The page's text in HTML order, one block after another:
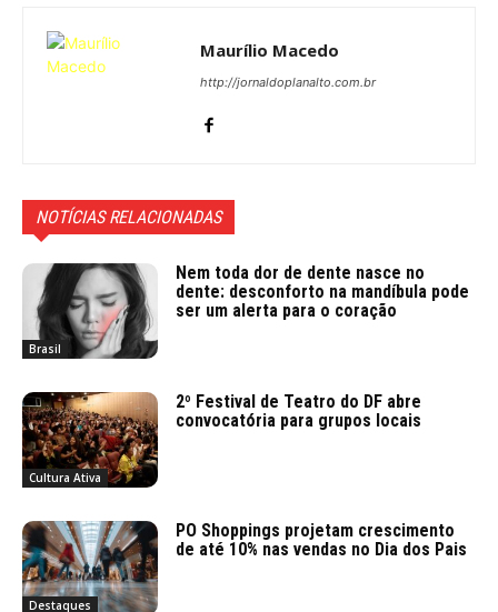
Maurílio Macedo
http://jornaldoplanalto.com.br
NOTÍCIAS RELACIONADAS
Brasil
Nem toda dor de dente nasce no
dente: desconforto na mandíbula pode
ser um alerta para o coração
Cultura Ativa
2º Festival de Teatro do DF abre
convocatória para grupos locais
Destaques
PO Shoppings projetam crescimento
de até 10% nas vendas no Dia dos Pais